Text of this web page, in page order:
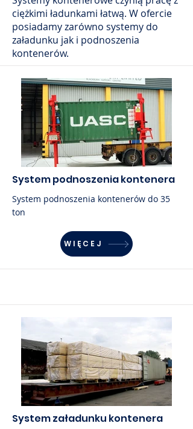
ciężkimi ładunkami łatwą. W ofercie
posiadamy zarówno systemy do
załadunku jak i podnoszenia
kontenerów.
System podnoszenia kontenera
System podnoszenia kontenerów do 35
ton
WIĘCEJ
System załadunku kontenera